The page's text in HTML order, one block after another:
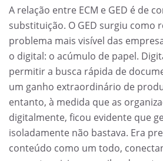
A relação entre ECM e GED é de
substituição. O GED surgiu como
problema mais visível das
o digital: o acúmulo de papel.
permitir a busca rápida de
um ganho extraordinário de
entanto, à medida que as
digitalmente, ficou evidente que
isoladamente não bastava. Era
conteúdo como um todo,